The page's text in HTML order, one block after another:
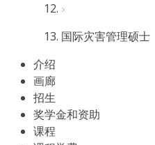
国际灾害管理硕士
介绍
画廊
招生
奖学金和资助
课程